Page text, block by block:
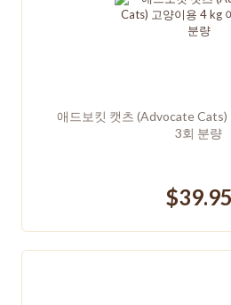
애드보킷 캣츠 (Advocate Cats)
3회 분량
$39.95